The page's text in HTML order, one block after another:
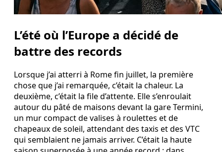
L’été où l’Europe a décidé de
battre des records
Lorsque j’ai atterri à Rome fin juillet, la première
chose que j’ai remarquée, c’était la chaleur. La
deuxième, c’était la file d’attente. Elle s’enroulait
autour du pâté de maisons devant la gare Termini,
un mur compact de valises à roulettes et de
chapeaux de soleil, attendant des taxis et des VTC
qui semblaient ne jamais arriver. C’était la haute